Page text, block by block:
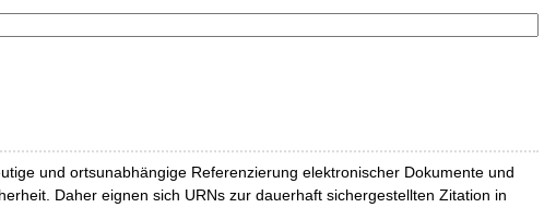
und ortsunabhängige Referenzierung elektronischer Dokumente und
Daher eignen sich URNs zur dauerhaft sichergestellten Zitation in